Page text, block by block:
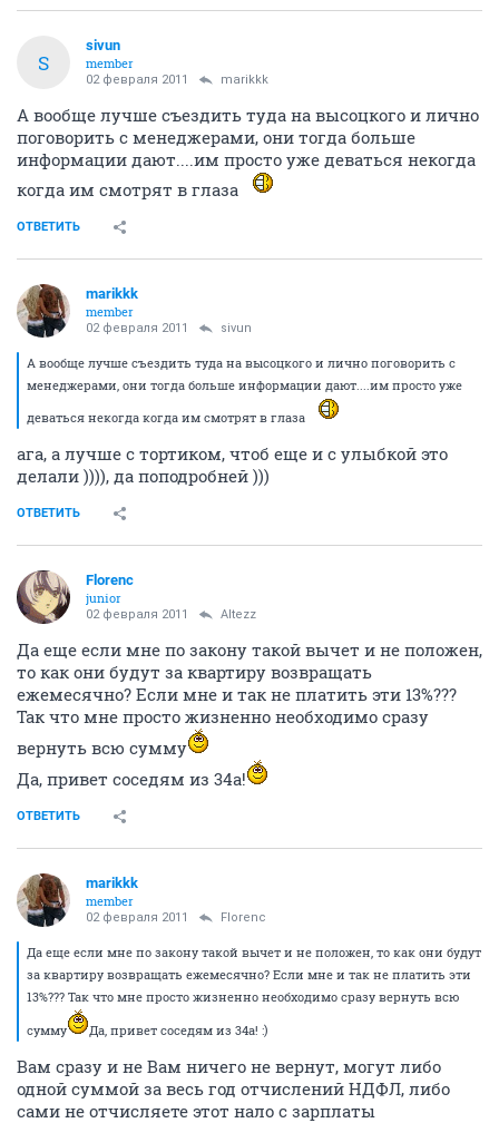
S
sivun
member
02 февраля 2011 marikkk
А вообще лучше съездить туда на высоцкого и лично
поговорить с менеджерами, они тогда больше
информации дают....им просто уже деваться некогда
когда им смотрят в глаза
ОТВЕТИТЬ
marikkk
member
02 февраля 2011 sivun
А вообще лучше съездить туда на высоцкого и лично поговорить с
менеджерами, они тогда больше информации дают....им просто уже
деваться некогда когда им смотрят в глаза
ага, а лучше с тортиком, чтоб еще и с улыбкой это
делали )))), да поподробней )))
ОТВЕТИТЬ
Florenc
junior
02 февраля 2011 Altezz
Да еще если мне по закону такой вычет и не положен,
то как они будут за квартиру возвращать
ежемесячно? Если мне и так не платить эти 13%???
Так что мне просто жизненно необходимо сразу
вернуть всю сумму
Да, привет соседям из 34а!
ОТВЕТИТЬ
marikkk
member
02 февраля 2011 Florenc
Да еще если мне по закону такой вычет и не положен, то как они будут
за квартиру возвращать ежемесячно? Если мне и так не платить эти
13%??? Так что мне просто жизненно необходимо сразу вернуть всю
сумму
Да, привет соседям из 34а! :)
Вам сразу и не Вам ничего не вернут, могут либо
одной суммой за весь год отчислений НДФЛ, либо
сами не отчисляете этот нало с зарплаты